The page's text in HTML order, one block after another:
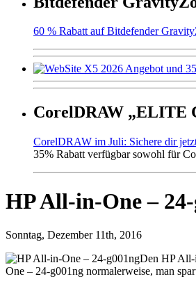
60 % Rabatt auf Bitdefender
CorelDRAW „ELITE
CorelDRAW im Juli: Sichere dir
35% Rabatt verfügbar sowohl für
HP All-in-One –
Sonntag, Dezember 11th, 2016
Den HP All-
One – 24-g001ng normalerweise, man